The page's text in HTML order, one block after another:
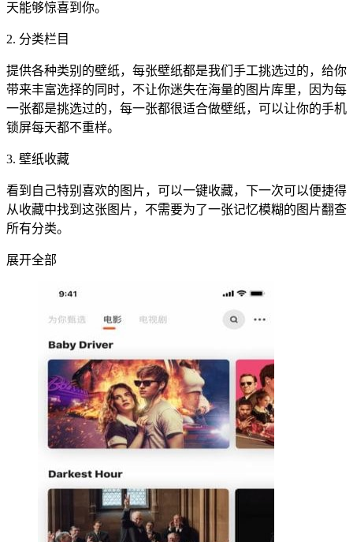
天能够惊喜到你。
2. 分类栏目
提供各种类别的壁纸，每张壁纸都是我们手工挑选过的，给你
带来丰富选择的同时，不让你迷失在海量的图片库里，因为每
一张都是挑选过的，每一张都很适合做壁纸，可以让你的手机
锁屏每天都不重样。
3. 壁纸收藏
看到自己特别喜欢的图片，可以一键收藏，下一次可以便捷得
从收藏中找到这张图片，不需要为了一张记忆模糊的图片翻查
所有分类。
展开全部